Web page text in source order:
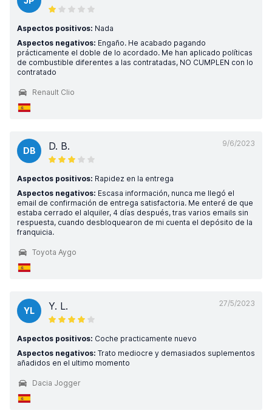
Aspectos positivos: Nada
Aspectos negativos: Engaño. He acabado pagando
prácticamente el doble de lo acordado. Me han aplicado políticas
de combustible diferentes a las contratadas, NO CUMPLEN con lo
contratado
Renault Clio
9/6/2023
DB D. B.
Aspectos positivos: Rapidez en la entrega
Aspectos negativos: Escasa información, nunca me llegó el
email de confirmación de entrega satisfactoria. Me enteré de que
estaba cerrado el alquiler, 4 días después, tras varios emails sin
respuesta, cuando desbloquearon de mi cuenta el depósito de la
franquicia.
Toyota Aygo
27/5/2023
YL Y. L.
Aspectos positivos: Coche practicamente nuevo
Aspectos negativos: Trato mediocre y demasiados suplementos
añadidos en el ultimo momento
Dacia Jogger